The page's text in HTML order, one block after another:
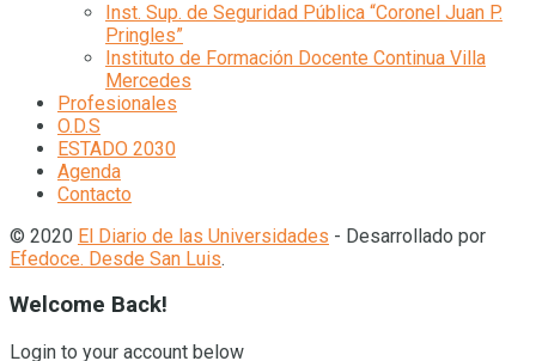
Inst. Sup. de Seguridad Pública “Coronel Juan P.
Pringles”
Instituto de Formación Docente Continua Villa
Mercedes
Profesionales
O.D.S
ESTADO 2030
Agenda
Contacto
© 2020 El Diario de las Universidades - Desarrollado por
Efedoce. Desde San Luis.
Welcome Back!
Login to your account below